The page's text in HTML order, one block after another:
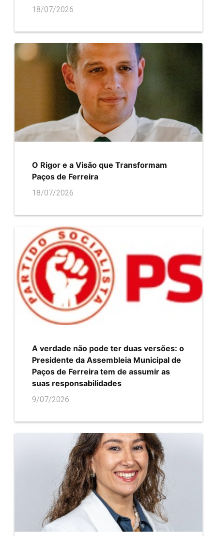
18/07/2026
O Rigor e a Visão que Transformam
Paços de Ferreira
18/07/2026
A verdade não pode ter duas versões: o
Presidente da Assembleia Municipal de
Paços de Ferreira tem de assumir as
suas responsabilidades
9/07/2026